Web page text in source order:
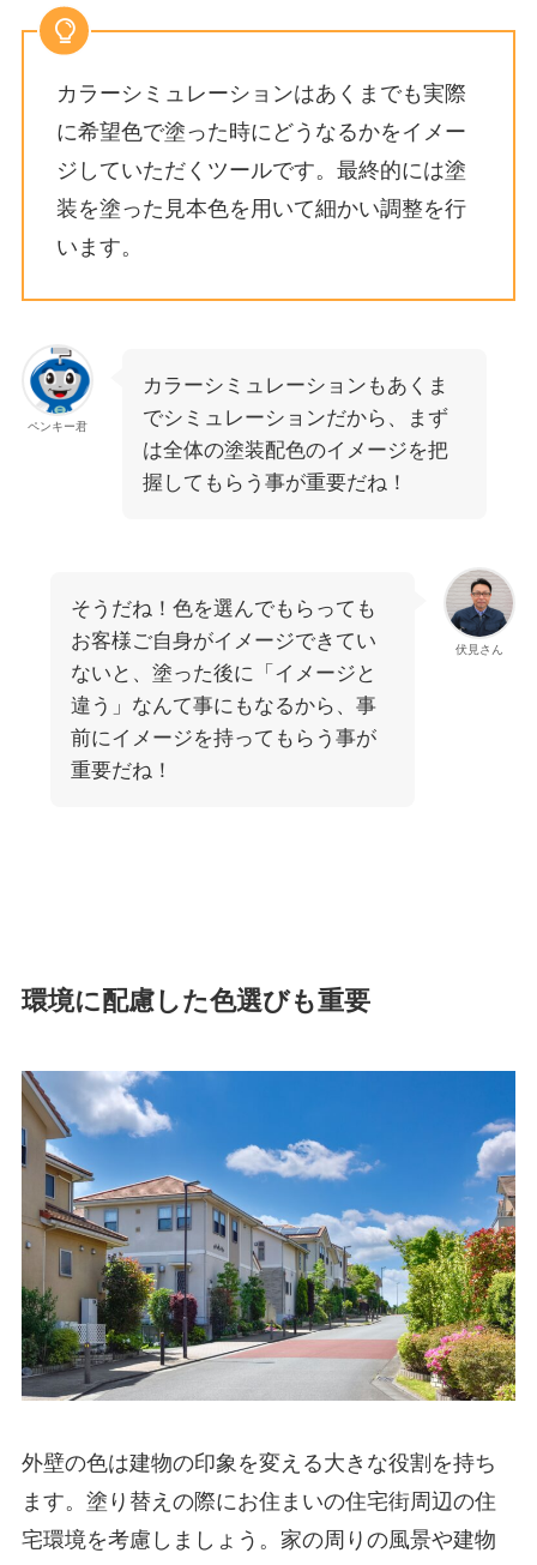
カラーシミュレーションはあくまでも実際
に希望色で塗った時にどうなるかをイメー
ジしていただくツールです。最終的には塗
装を塗った見本色を用いて細かい調整を行
います。
ペンキー君
カラーシミュレーションもあくま
でシミュレーションだから、まず
は全体の塗装配色のイメージを把
握してもらう事が重要だね！
伏見さん
そうだね！色を選んでもらっても
お客様ご自身がイメージできてい
ないと、塗った後に「イメージと
違う」なんて事にもなるから、事
前にイメージを持ってもらう事が
重要だね！
環境に配慮した色選びも重要
外壁の色は建物の印象を変える大きな役割を持ち
ます。塗り替えの際にお住まいの住宅街周辺の住
宅環境を考慮しましょう。家の周りの風景や建物